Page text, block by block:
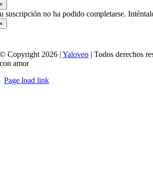
suscripción no ha podido completarse.
© Copyright 2026 |Yaloveo | Todos derechos
con amor
Page load link